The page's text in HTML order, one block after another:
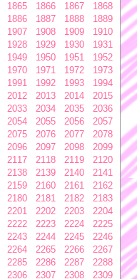
1865 1866 1867
1868
1886 1887 1888
1889
1907 1908 1909
1910
1928 1929 1930
1931
1949 1950 1951
1952
1970 1971 1972
1973
1991 1992 1993
1994
2012 2013 2014
2015
2033 2034 2035
2036
2054 2055 2056
2057
2075 2076 2077
2078
2096 2097 2098
2099
2117 2118 2119
2120
2138 2139 2140
2141
2159 2160 2161
2162
2180 2181 2182
2183
2201 2202 2203
2204
2222 2223 2224
2225
2243 2244 2245
2246
2264 2265 2266
2267
2285 2286 2287
2288
2306 2307 2308
2309